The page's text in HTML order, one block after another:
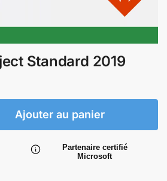
Standard 2019
Ajouter au panier
Partenaire certifié
Microsoft